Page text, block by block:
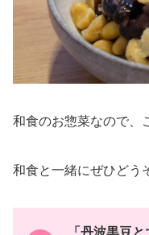
和食のお惣菜なので、
和食と一緒にぜひどう